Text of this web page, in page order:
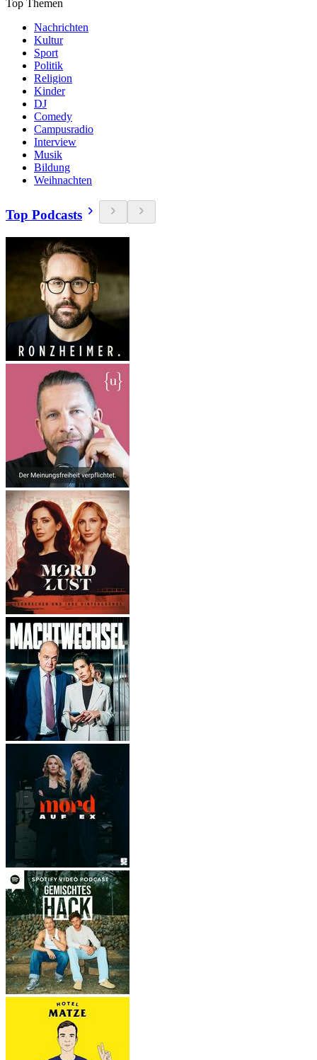
Top Themen
Nachrichten
Kultur
Sport
Politik
Religion
Kinder
DJ
Comedy
Campusradio
Interview
Musik
Bildung
Weihnachten
Top Podcasts